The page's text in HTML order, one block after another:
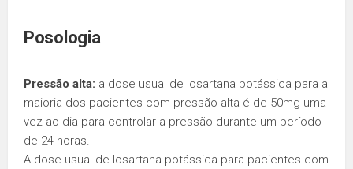
Posologia
Pressão alta: a dose usual de losartana potássica para a
maioria dos pacientes com pressão alta é de 50mg uma
vez ao dia para controlar a pressão durante um período
de 24 horas.
A dose usual de losartana potássica para pacientes com